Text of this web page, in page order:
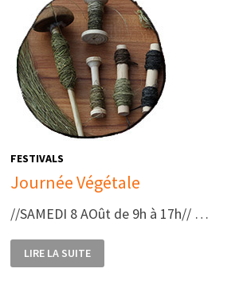
MARCHOISE
FESTIVALS
Journée Végétale
//SAMEDI 8 AOût de 9h à 17h// …
JOURNÉE
VÉGÉTALE
LIRE LA SUITE